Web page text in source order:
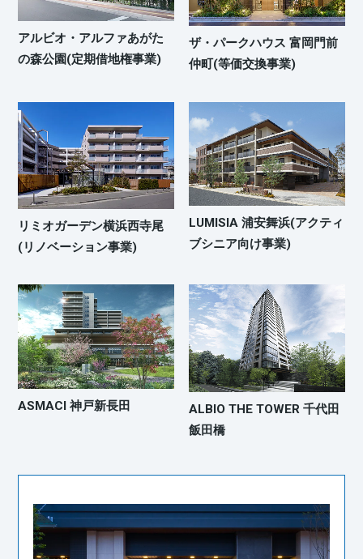
アルビオ・アルファあがた
の森公園(定期借地権事業)
ザ・パークハウス 富岡門前
仲町(等価交換事業)
リミオガーデン横浜西寺尾
(リノベーション事業)
LUMISIA 浦安舞浜(アクティ
ブシニア向け事業)
ASMACI 神戸新長田
ALBIO THE TOWER 千代田
飯田橋